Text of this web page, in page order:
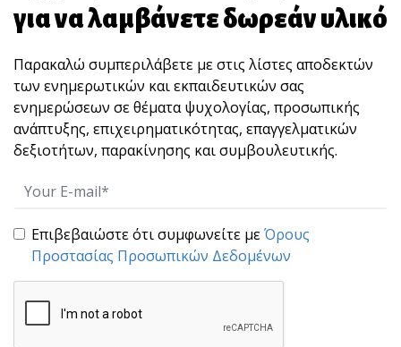
Μην ακολουθείς τις μάζες!
για να λαμβάνετε δωρεάν υλικό
Παρακαλώ συμπεριλάβετε με στις λίστες αποδεκτών
των ενημερωτικών και εκπαιδευτικών σας
ενημερώσεων σε θέματα ψυχολογίας, προσωπικής
ανάπτυξης, επιχειρηματικότητας, επαγγελματικών
δεξιοτήτων, παρακίνησης και συμβουλευτικής.
Επιβεβαιώστε ότι συμφωνείτε μεΌρους
Προστασίας Προσωπικών Δεδομένων